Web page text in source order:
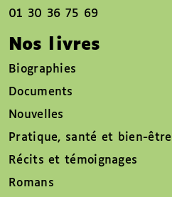
01 30 36 75 69
Nos livres
Biographies
Documents
Nouvelles
Pratique, santé et bien-être
Récits et témoignages
Romans